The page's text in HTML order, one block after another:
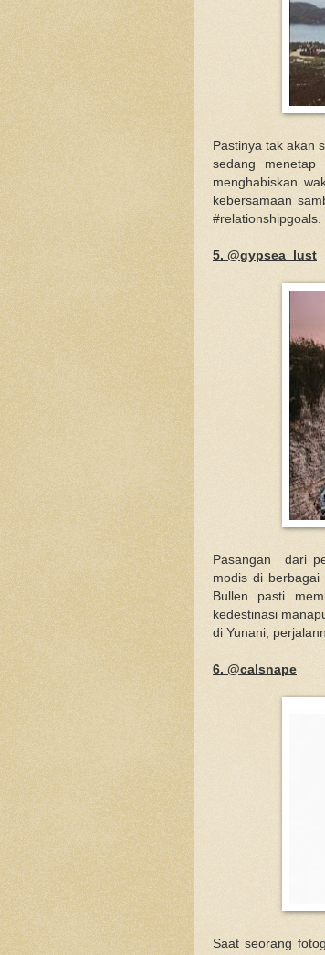
Pastinya tak akan
sedang
menghabiskan
kebersamaan
#relationshipgoals.
5. @gypsea_lust
Pasangan dari
modis di
Bullen pasti
kedestinasi
di Yunani,
6. @calsnape
Saat seorang